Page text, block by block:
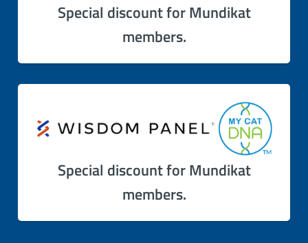
Special discount for Mundikat
members.
Special discount for Mundikat
members.